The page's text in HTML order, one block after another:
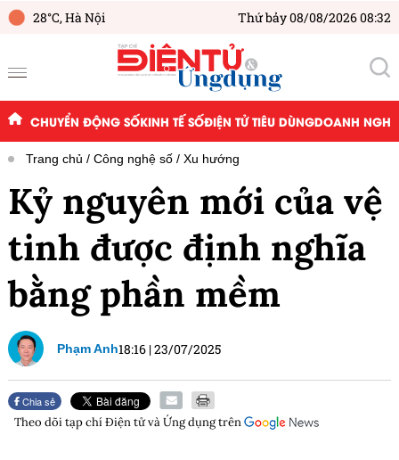
28°C,Hà Nội Thứ bảy 08/08/2026 08:32
CHUYỂN ĐỘNG SỐKINH TẾ SỐĐIỆN TỬ TIÊU DÙNGDOANH
Trang chủ Công nghệ số Xu hướng
Kỷ nguyên mới của vệ
tinh được định nghĩa
bằng phần mềm
Phạm Anh18:16 |23/07/2025
Chia sẻ
Theo dõi tạp chíĐiện tử và Ứng dụngtrên